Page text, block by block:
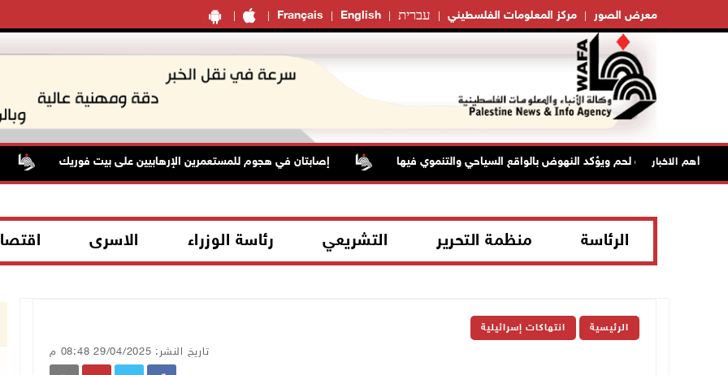
Français English עברית مركز المعلومات الفلسطيني معرض الصور
أهم الاخبار
بلدية بيت لحم ويؤكد النهوض بالواقع السياحي والتنموي فيها إصابتان في هجوم للمستعمرين الإرهابيين على بيت فوريك
الرئاسة منظمة التحرير التشريعي رئاسة الوزراء الاسرى
الرئيسية انتهاكات إسرائيلية
تاريخ النشر: 29/04/2025 08:48 م